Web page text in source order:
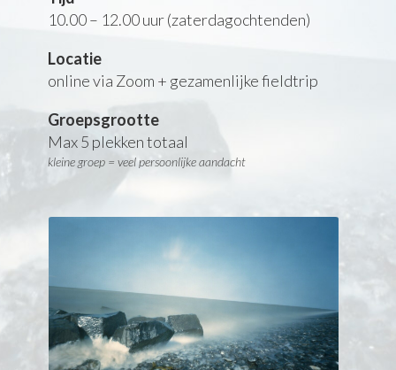
10.00 – 12.00 uur (zaterdagochtenden)
Locatie
online via Zoom + gezamenlijke fieldtrip
Groepsgrootte
Max 5 plekken totaal
kleine groep = veel persoonlijke aandacht